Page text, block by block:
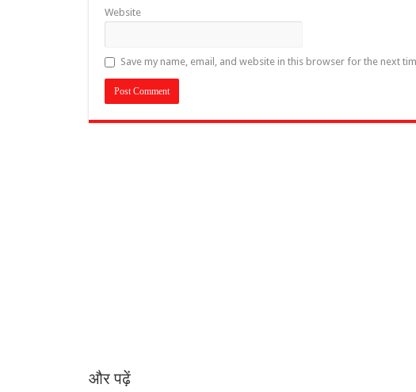
Website
Save my name, email, and website in this browser for the next
और पढ़ें